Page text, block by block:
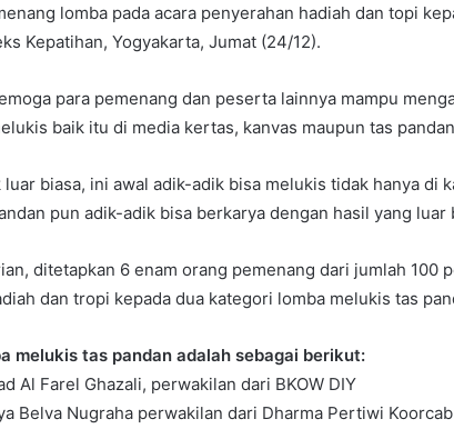
lomba pada acara penyerahan hadiah dan topi
Kepatihan, Yogyakarta, Jumat (24/12).
para pemenang dan peserta lainnya mampu
baik itu di media kertas, kanvas maupun tas
luar biasa, ini awal adik-adik bisa melukis tidak hanya di
pun adik-adik bisa berkarya dengan hasil yang luar
ditetapkan 6 enam orang pemenang dari jumlah 100
dan tropi kepada dua kategori lomba melukis tas
melukis tas pandan adalah sebagai berikut:
Al Farel Ghazali, perwakilan dari BKOW DIY
Belva Nugraha perwakilan dari Dharma Pertiwi